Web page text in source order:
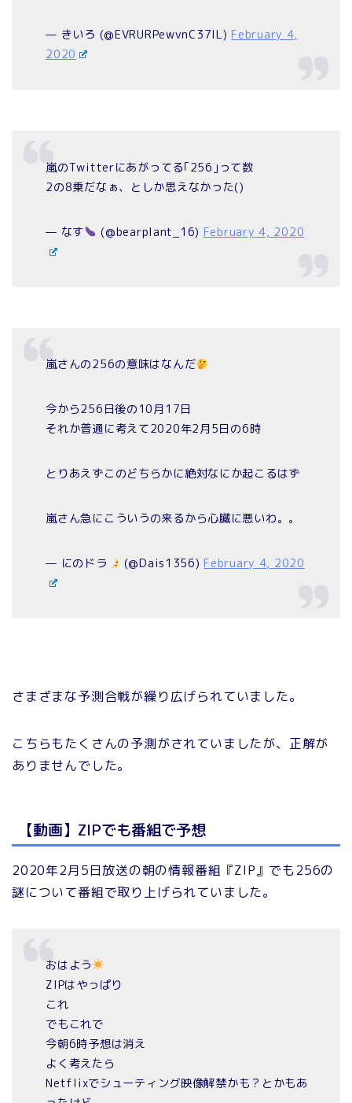
— きいろ (@EVRURPewvnC37lL)February 4,
2020
嵐のTwitterにあがってる｢256｣って数
2の8乗だなぁ、としか思えなかった()
— なす (@bearplant_16) February 4, 2020
嵐さんの256の意味はなんだ
今から256日後の10月17日
それか普通に考えて2020年2月5日の6時
とりあえずこのどちらかに絶対なにか起こるはず
嵐さん急にこういうの来るから心臓に悪いわ。。
— にのドラ (@Dais1356)February 4, 2020
さまざまな予測合戦が繰り広げられていました。
こちらもたくさんの予測がされていましたが、正解が
ありませんでした。
【動画】ZIPでも番組で予想
2020年2月5日放送の朝の情報番組『ZIP』でも256の
謎について番組で取り上げられていました。
おはよう
ZIPはやっぱり
これ
でもこれで
今朝6時予想は消え
よく考えたら
Netflixでシューティング映像解禁かも？とかもあ